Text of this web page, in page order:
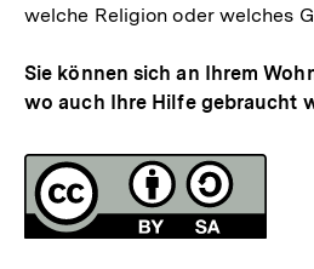
welche Religion oder welches
Sie können sich an Ihrem
wo auch Ihre Hilfe gebraucht
Fussnoten
Lizenz